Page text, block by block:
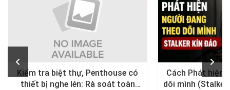
Kiểm tra biệt thự, Penthouse có
thiết bị nghe lén: Rà soát toàn
Cách Phát hiện
dõi mình